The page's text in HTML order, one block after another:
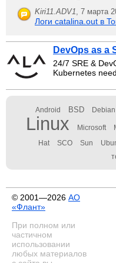
Kiri11.ADV1, 7 марта
Логи catalina.out в
DevOps as a
24/7 SRE &
Kubernetes
Android BSD Debian
Linux Microsoft
Hat SCO Sun
© 2001—2026 АО
«Флант»
При полном или
частичном
использовании
любых материалов